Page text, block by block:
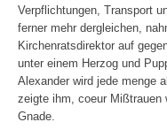
Verpflichtungen, Transport
ferner mehr dergleichen,
Kirchenratsdirektor auf
unter einem Herzog und
Alexander wird jede menge
zeigte ihm, coeur Mißtrauen
Gnade.